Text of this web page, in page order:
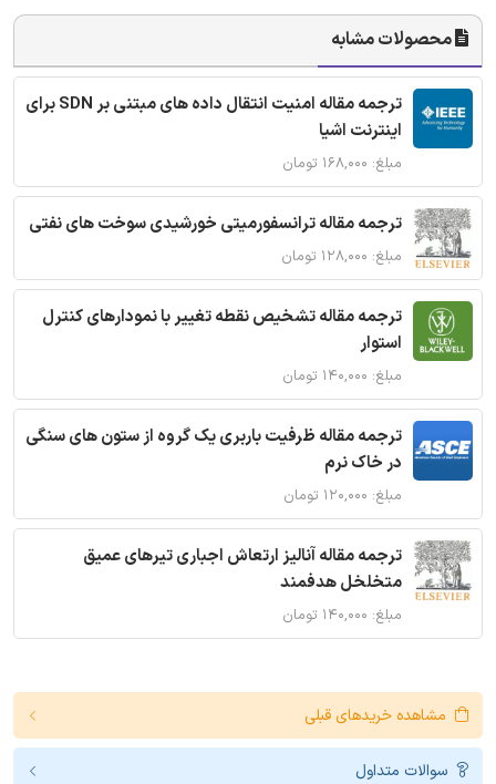
محصولات مشابه
ترجمه مقاله امنیت انتقال داده های مبتنی بر SDN برای
اینترنت اشیا
مبلغ: ۱۶۸,۰۰۰ تومان
ترجمه مقاله ترانسفورمیتی خورشیدی سوخت های نفتی
مبلغ: ۱۲۸,۰۰۰ تومان
ترجمه مقاله تشخیص نقطه تغییر با نمودارهای کنترل
استوار
مبلغ: ۱۴۰,۰۰۰ تومان
ترجمه مقاله ظرفیت باربری یک گروه از ستون های سنگی
در خاک نرم
مبلغ: ۱۲۰,۰۰۰ تومان
ترجمه مقاله آنالیز ارتعاش اجباری تیرهای عمیق
متخلخل هدفمند
مبلغ: ۱۴۰,۰۰۰ تومان
مشاهده خریدهای قبلی
سوالات متداول